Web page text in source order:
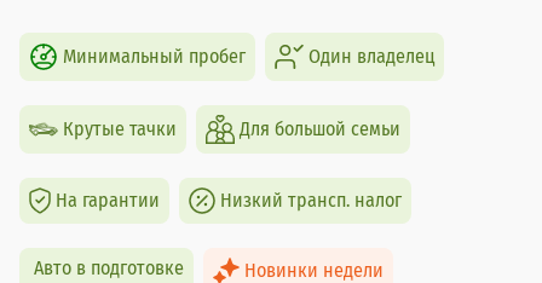
Минимальный пробег Один владелец
Крутые тачки Для большой семьи
На гарантии Низкий трансп. налог
Авто в подготовке Новинки недели